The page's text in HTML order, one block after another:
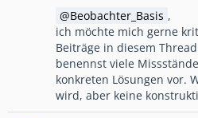
Beobachter_Basis ,
ich möchte mich gerne
Beiträge in diesem
benennst viele
konkreten Lösungen vor.
wird, aber keine